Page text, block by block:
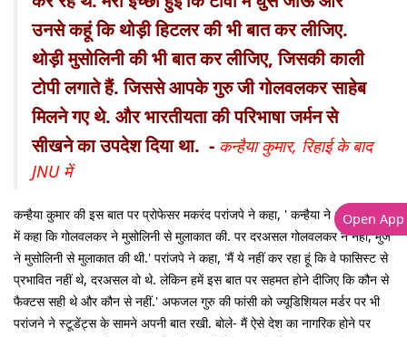
उनसे कहूं कि थोड़ी हिटलर की भी बात कर लीजिए.
थोड़ी मुसोलिनी की भी बात कर लीजिए, जिसकी काली
टोपी लगाते हैं. जिससे आपके गुरु जी गोलवलकर साहेब
मिलने गए थे. और भारतीयता की परिभाषा जर्मन से
सीखने का उपदेश दिया था. - कन्हैया कुमार, रिहाई के बाद
JNU में
कन्हैया कुमार की इस बात पर प्रोफेसर मकरंद परांजपे ने कहा, ' कन्हैया ने अपनी स्पीच
में कहा कि गोलवलकर ने मुसोलिनी से मुलाकात की. पर दरअसल गोलवलकर ने नहीं, मुंजे
ने मुसोलिनी से मुलाकात की थी.' परांजपे ने कहा, 'मैं ये नहीं कर रहा हूं कि वे फासिस्ट से
प्रभावित नहीं थे, दरअसल वो थे. लेकिन हमें इस बात पर सहमत होने दीजिए कि कौन से
फैक्टस सही थे और कौन से नहीं.' अफजल गुरु की फांसी को ज्यूडिशियल मर्डर पर भी
परांजने ने स्टूडेंट्स के सामने अपनी बात रखी. बोले- मैं ऐसे देश का नागरिक होने पर
Open App